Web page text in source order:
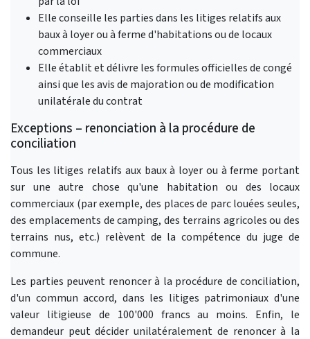
Elle conseille les parties dans les litiges relatifs aux
baux à loyer ou à ferme d'habitations ou de locaux
commerciaux
Elle établit et délivre les formules officielles de congé
ainsi que les avis de majoration ou de modification
unilatérale du contrat
Exceptions – renonciation à la procédure de
conciliation
Tous les litiges relatifs aux baux à loyer ou à ferme portant
sur une autre chose qu'une habitation ou des locaux
commerciaux (par exemple, des places de parc louées seules,
des emplacements de camping, des terrains agricoles ou des
terrains nus, etc.) relèvent de la compétence du juge de
commune.
Les parties peuvent renoncer à la procédure de conciliation,
d'un commun accord, dans les litiges patrimoniaux d'une
valeur litigieuse de 100'000 francs au moins. Enfin, le
demandeur peut décider unilatéralement de renoncer à la